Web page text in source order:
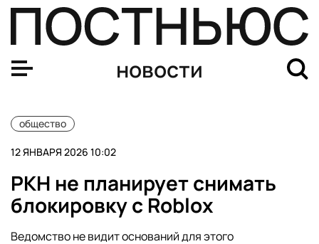
новости
общество
12 ЯНВАРЯ 2026 10:02
РКН не планирует снимать
блокировку с Roblox
Ведомство не видит оснований для этого
Мизулина предложила обнародовать все факты о